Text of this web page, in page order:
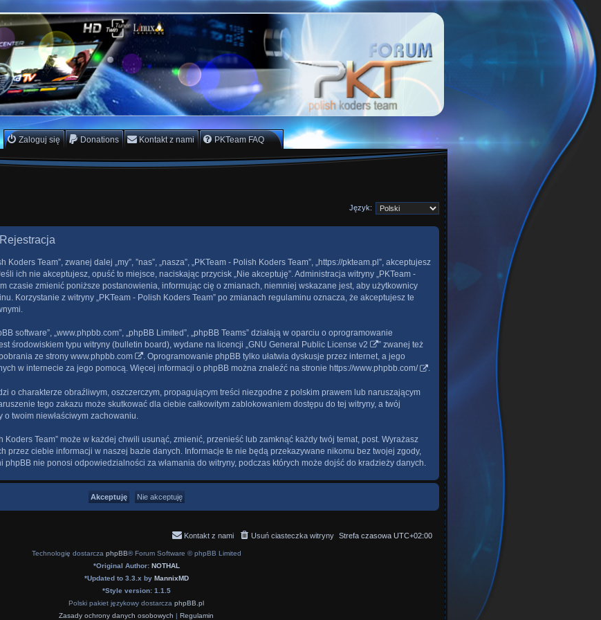
Zaloguj się Donations Kontakt z nami PKTeam FAQ
Język:
Team”, zwanej dalej „my”, ”nas”, „nasza”, „PKTeam - Polish Koders Team”, „https://pkteam.pl”, akceptujesz
ich nie akceptujesz, opuść to miejsce, naciskając przycisk „Nie akceptuję”. Administracja witryny „PKTeam -
czasie zmienić poniższe postanowienia, informując cię o zmianach, niemniej wskazane jest, aby użytkownicy
Korzystanie z witryny „PKTeam - Polish Koders Team” po zmianach regulaminu oznacza, że akceptujesz te
software”, „www.phpbb.com”, „phpBB Limited”, „phpBB Teams” działają w oparciu o oprogramowanie
środowiskiem typu witryny (bulletin board), wydane na licencji „ GNU General Public License v2
” zwanej też
ze strony www.phpbb.com
. Oprogramowanie phpBB tylko ułatwia dyskusje przez internet, a jego
w internecie za jego pomocą. Więcej informacji o phpBB można znaleźć na stronie https://www.phpbb.com/ .
o charakterze obraźliwym, oszczerczym, propagującym treści niezgodne z polskim prawem lub naruszającym
tego zakazu może skutkować dla ciebie całkowitym zablokowaniem dostępu do tej witryny, a twój
twoim niewłaściwym zachowaniu.
Koders Team” może w każdej chwili usunąć, zmienić, przenieść lub zamknąć każdy twój temat, post. Wyrażasz
przez ciebie informacji w naszej bazie danych. Informacje te nie będą przekazywane nikomu bez twojej zgody,
phpBB nie ponosi odpowiedzialności za włamania do witryny, podczas których może dojść do kradzieży danych.
Strefa czasowa UTC+02:00
Usuń ciasteczka witryny
Kontakt z nami
Technologię dostarcza phpBB® Forum Software © phpBB Limited
*Original Author: NOTHAL
*Updated to 3.3.x by MannixMD
*Style version: 1.1.5
Polski pakiet językowy dostarcza phpBB.pl
Zasady ochrony danych osobowych | Regulamin